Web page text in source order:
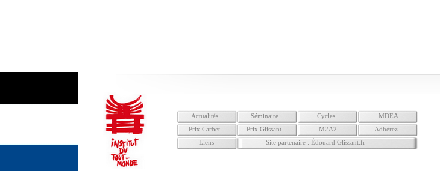
Actualités Séminaire Cycles
MDEA
Prix Carbet
Prix Glissant M2A2
Adhérez
Site partenaire : Édouard Glissant.fr
Liens